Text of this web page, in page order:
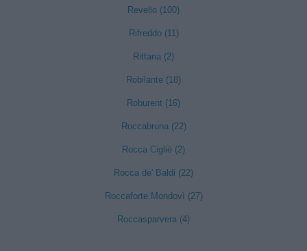
Revello (100)
Rifreddo (11)
Rittana (2)
Robilante (18)
Roburent (16)
Roccabruna (22)
Rocca Cigliè (2)
Rocca de' Baldi (22)
Roccaforte Mondovì (27)
Roccasparvera (4)